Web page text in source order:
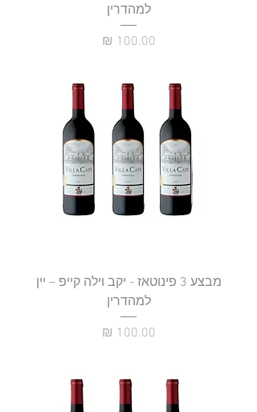
למהדרין
מחיר
מבצע 3 פינוטאז - יקב וילה קייפ – יין
למהדרין
מחיר